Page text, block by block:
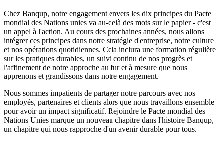
Chez Banqup, notre engagement envers les dix principes du Pacte
mondial des Nations unies va au-delà des mots sur le papier - c'est
un appel à l'action. Au cours des prochaines années, nous allons
intégrer ces principes dans notre stratégie d'entreprise, notre culture
et nos opérations quotidiennes. Cela inclura une formation régulière
sur les pratiques durables, un suivi continu de nos progrès et
l'affinement de notre approche au fur et à mesure que nous
apprenons et grandissons dans notre engagement.
Nous sommes impatients de partager notre parcours avec nos
employés, partenaires et clients alors que nous travaillons ensemble
pour avoir un impact significatif. Rejoindre le Pacte mondial des
Nations Unies marque un nouveau chapitre dans l'histoire Banqup,
un chapitre qui nous rapproche d'un avenir durable pour tous.